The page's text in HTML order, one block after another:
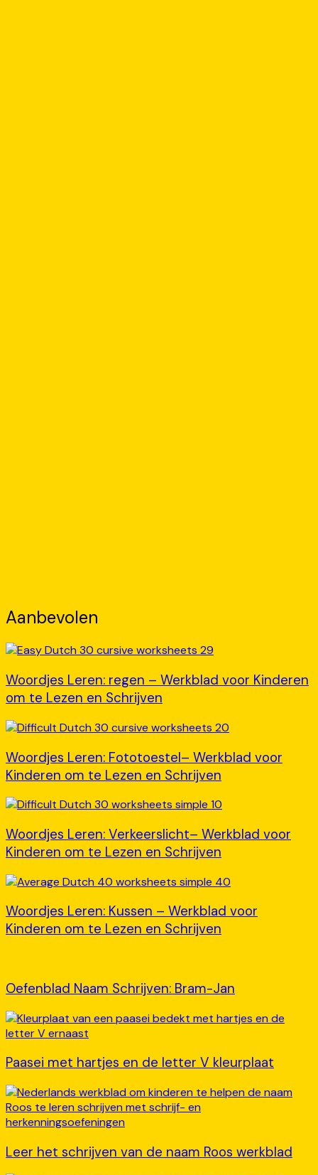
Aanbevolen
Woordjes Leren: regen – Werkblad voor Kinderen
om te Lezen en Schrijven
Woordjes Leren: Fototoestel– Werkblad voor
Kinderen om te Lezen en Schrijven
Woordjes Leren: Verkeerslicht– Werkblad voor
Kinderen om te Lezen en Schrijven
Woordjes Leren: Kussen – Werkblad voor
Kinderen om te Lezen en Schrijven
Oefenblad Naam Schrijven: Bram-Jan
Paasei met hartjes en de letter V kleurplaat
Leer het schrijven van de naam Roos werkblad